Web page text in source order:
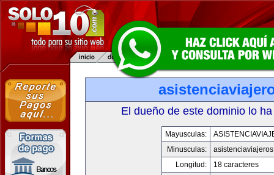
El dueño de este dominio lo
Mayusculas:
Minusculas:
Longitud:
18 caracteres